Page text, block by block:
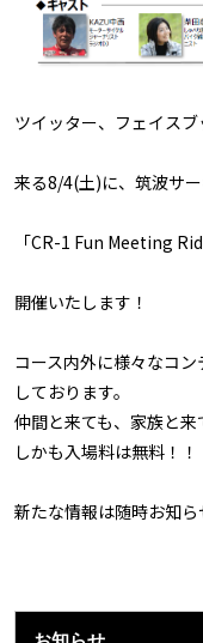
ツイッター、フェイスブ
来る8/4(土)に、筑波サ
「CR-1 Fun Meeting
開催いたします！
コース内外に様々なコ
しております。
仲間と来ても、家族と来
しかも入場料は無料！！
新たな情報は随時お知ら